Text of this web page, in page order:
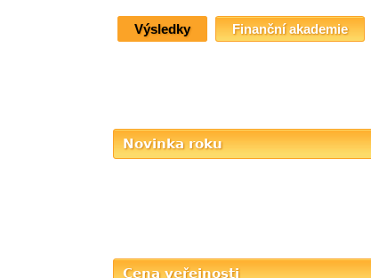
Výsledky Finanční akademie
Novinka roku
Cena veřejnosti